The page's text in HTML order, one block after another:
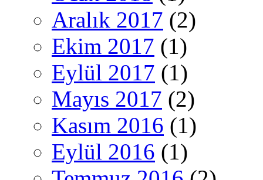
Aralık 2017 (2)
Ekim 2017 (1)
Eylül 2017 (1)
Mayıs 2017 (2)
Kasım 2016 (1)
Eylül 2016 (1)